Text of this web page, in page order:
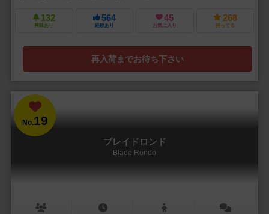
132
興味あり
564
経験あり
45
お気に入り
268
持ってる
再入荷までお待ち下さい
No.19
ブレイドロンド
Blade Rondo